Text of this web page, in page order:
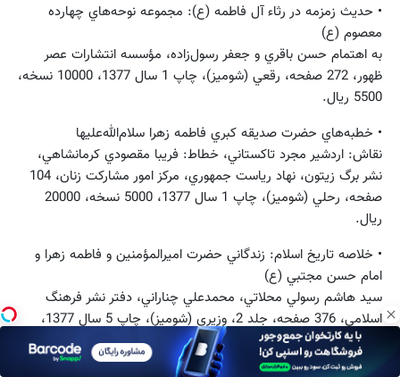
• حديث زمزمه در رثاء آل فاطمه (ع): مجموعه نوحه‌هاي چهارده
معصوم (ع)
به ‌اهتمام حسن باقري و جعفر رسول‌زاده، مؤسسه انتشارات عصر
ظهور، 272 صفحه، رقعي (شوميز)، چاپ 1 سال 1377، 10000 نسخه،
5500 ريال.
• خطبه‌هاي حضرت صديقه كبري فاطمه زهرا سلام‌الله‌عليها
نقاش: اردشير مجرد تاكستاني، خطاط: فريبا مقصودي ‌كرمانشاهي،
نشر برگ زيتون، نهاد رياست جمهوري، مركز امور مشاركت زنان، 104
صفحه، رحلي (شوميز)، چاپ 1 سال 1377، 5000 نسخه، 20000
ريال.
• خلاصه تاريخ اسلام: زندگاني حضرت اميرالمؤمنين و فاطمه ‌زهرا و
امام حسن مجتبي (ع)
سيد هاشم رسولي ‌محلاتي، محمدعلي چناراني، دفتر نشر فرهنگ
اسلامي، 376 صفحه، جلد 2، وزيري (شوميز)، چاپ 5 سال 1377،
3000 نسخه، 7400 ريال.